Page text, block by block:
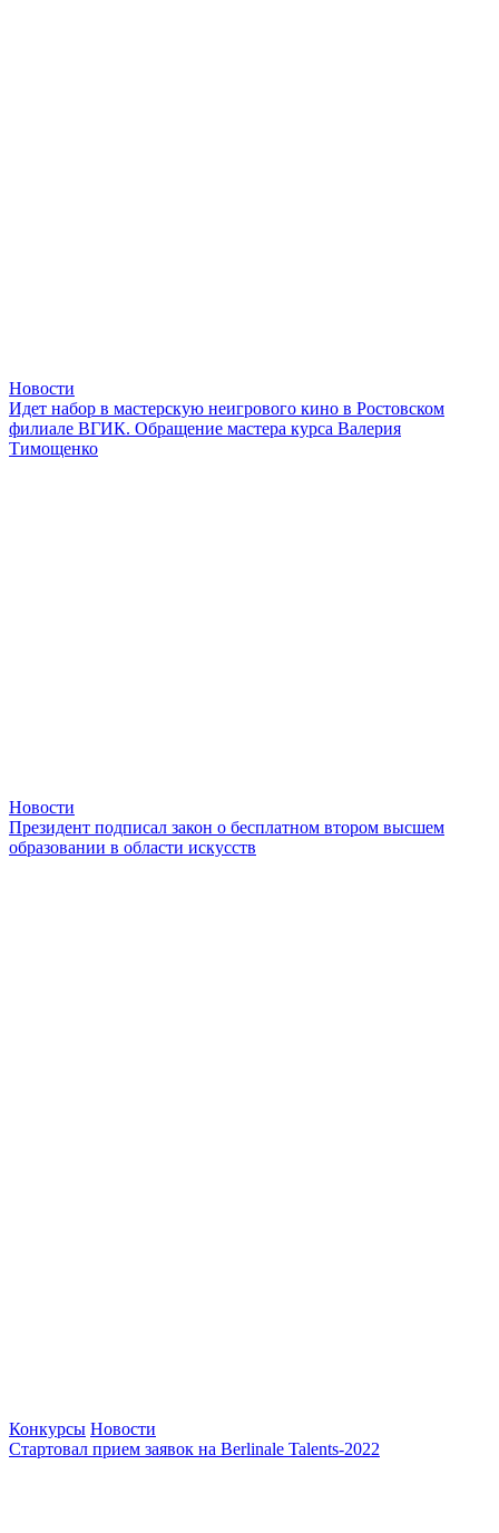
Новости
Идет набор в мастерскую неигрового кино в Ростовском
филиале ВГИК. Обращение мастера курса Валерия
Тимощенко
Новости
Президент подписал закон о бесплатном втором высшем
образовании в области искусств
Конкурсы Новости
Стартовал прием заявок на Berlinale Talents-2022